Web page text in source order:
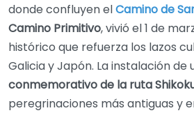
donde confluyen elCamino de
Camino Primitivo, vivió el 1 de
histórico que refuerza los lazos
Galicia y Japón. La instalación de
conmemorativo de la ruta
peregrinaciones más antiguas y